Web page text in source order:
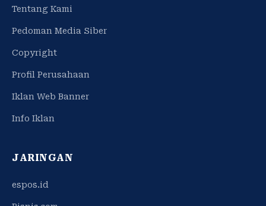
Tentang Kami
Pedoman Media Siber
Copyright
Profil Perusahaan
Iklan Web Banner
Info Iklan
JARINGAN
espos.id